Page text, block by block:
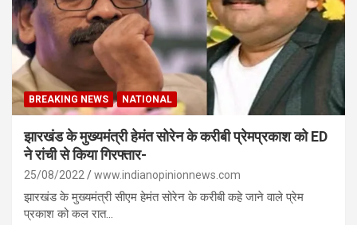
BREAKING NEWS NATIONAL
झारखंड के मुख्यमंत्री हेमंत सोरेन के करीबी प्रेमप्रकाश को ED
ने रांची से किया गिरफ्तार-
25/08/2022 www.indianopinionnews.com
झारखंड के मुख्यमंत्री सीएम हेमंत सोरेन के करीबी कहे जाने वाले प्रेम
प्रकाश को कल रात…